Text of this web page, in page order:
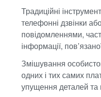
Традиційні
телефонні дзвінки
повідомленнями,
інформації,
Змішування
одних і тих самих
упущення деталей